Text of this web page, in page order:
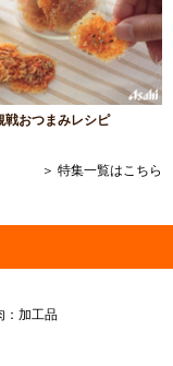
戦おつまみレシピ
＞ 特集一覧はこちら
：加工品